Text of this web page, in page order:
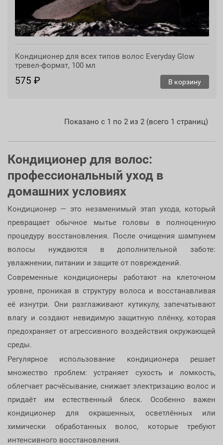
Кондиционер для всех типов волос Everyday Glow
тревел-формат, 100 мл
575 ₽ В корзину
Показано с 1 по 2 из 2 (всего 1 страниц)
Кондиционер для волос:
профессиональный уход в
домашних условиях
Кондиционер — это незаменимый этап ухода, который
превращает обычное мытье головы в полноценную
процедуру восстановления. После очищения шампунем
волосы нуждаются в дополнительной заботе:
увлажнении, питании и защите от повреждений.
Современные кондиционеры работают на клеточном
уровне, проникая в структуру волоса и восстанавливая
её изнутри. Они разглаживают кутикулу, запечатывают
влагу и создают невидимую защитную плёнку, которая
предохраняет от агрессивного воздействия окружающей
среды.
Регулярное использование кондиционера решает
множество проблем: устраняет сухость и ломкость,
облегчает расчёсывание, снижает электризацию волос и
придаёт им естественный блеск. Особенно важен
кондиционер для окрашенных, осветлённых или
химически обработанных волос, которые требуют
интенсивного восстановления.